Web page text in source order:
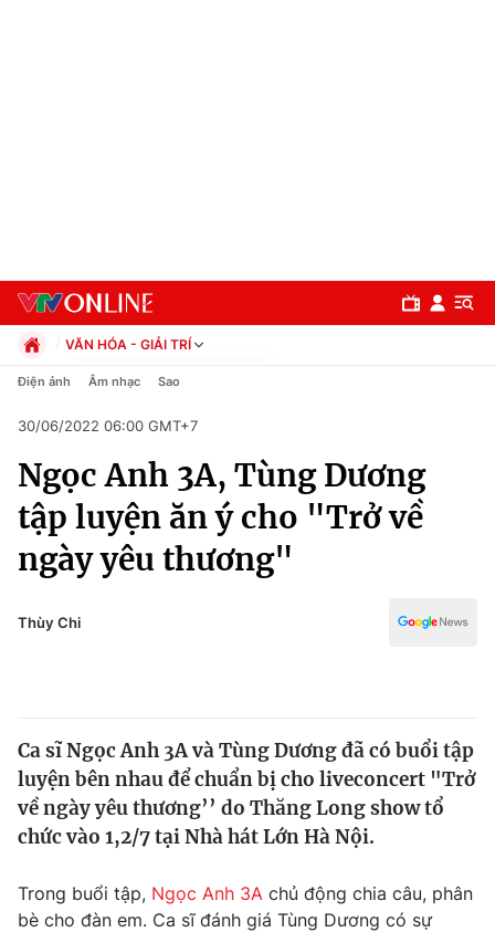
Chuyên mục
Chính trị
Xã hội
Pháp luật
Thế giới
Tin tức
Thế giới đó đây
Câu chuyện quốc tế
Kinh tế
Thị trường
Dữ liệu và đời sống
VĂN HÓA - GIẢI TRÍ
Chính trị
Pháp luật
Kinh tế
Thể thao
Truyền hình
Văn hóa - Giải trí
Y tế
Điện ảnh Âm nhạc Sao
30/06/2022 06:00 GMT+7
Ngọc Anh 3A, Tùng Dương
tập luyện ăn ý cho "Trở về
ngày yêu thương"
Thùy Chi
Ca sĩ Ngọc Anh 3A và Tùng Dương đã có buổi tập
luyện bên nhau để chuẩn bị cho liveconcert "Trở
về ngày yêu thương’’ do Thăng Long show tổ
chức vào 1,2/7 tại Nhà hát Lớn Hà Nội.
Trong buổi tập, Ngọc Anh 3A chủ động chia câu, phân
bè cho đàn em. Ca sĩ đánh giá Tùng Dương có sự